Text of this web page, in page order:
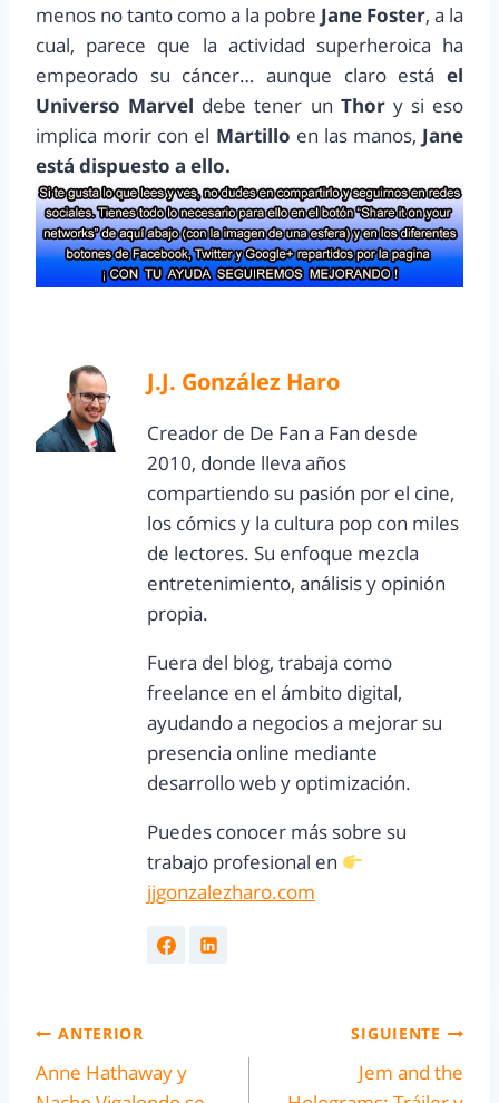
menos no tanto como a la pobre Jane Foster, a la
cual, parece que la actividad superheroica ha
empeorado su cáncer… aunque claro está el
Universo Marvel debe tener un Thor y si eso
implica morir con el Martillo en las manos, Jane
está dispuesto a ello.
J.J. González Haro
Creador de De Fan a Fan desde
2010, donde lleva años
compartiendo su pasión por el cine,
los cómics y la cultura pop con miles
de lectores. Su enfoque mezcla
entretenimiento, análisis y opinión
propia.
Fuera del blog, trabaja como
freelance en el ámbito digital,
ayudando a negocios a mejorar su
presencia online mediante
desarrollo web y optimización.
Puedes conocer más sobre su
trabajo profesional en
jjgonzalezharo.com
ANTERIOR
Anne Hathaway y
SIGUIENTE
Jem and the